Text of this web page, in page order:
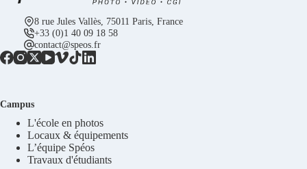
8 rue Jules Vallès, 75011 Paris, France
+33 (0)1 40 09 18 58
contact@speos.fr
Campus
L'école en photos
Locaux & équipements
L’équipe Spéos
Travaux d'étudiants